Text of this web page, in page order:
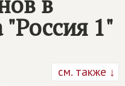
1"
см. также ↓